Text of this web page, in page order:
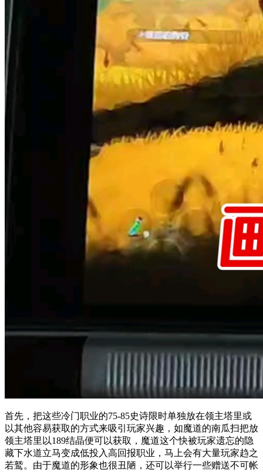
首先，把这些冷门职业的75-85史诗限时单独放在领主塔里或
以其他容易获取的方式来吸引玩家兴趣，如魔道的南瓜扫把放
领主塔里以189结晶便可以获取，魔道这个快被玩家遗忘的隐
藏下水道立马变成低投入高回报职业，马上会有大量玩家趋之
若鹫。由于魔道的形象也很丑陋，还可以举行一些赠送不可帐